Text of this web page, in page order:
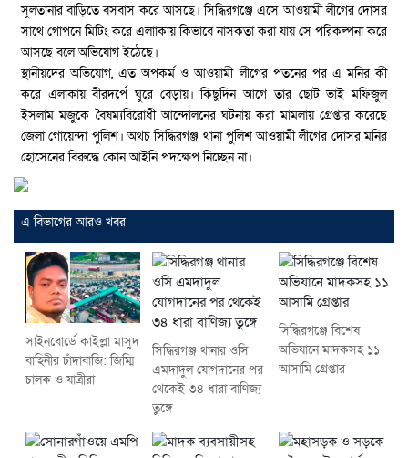
সুলতানার বাড়িতে বসবাস করে আসছে। সিদ্ধিরগঞ্জে এসে আওয়ামী লীগের দোসর
সাথে গোপনে মিটিং করে এলাাকায় কিভাবে নাসকতা করা যায় সে পরিকল্পনা করে
আসছে বলে অভিযোগ ইঠেছে।
স্থানীয়দের অভিযোগ, এত অপকর্ম ও আওয়ামী লীগের পতনের পর এ মনির কী
করে এলাকায় বীরদর্পে ঘুরে বেড়ায়। কিছুদিন আগে তার ছোট ভাই মফিজুল
ইসলাম মজুকে বৈষম্যবিরোধী আন্দোলনের ঘটনায় করা মামলায় গ্রেপ্তার করেছে
জেলা গোয়েন্দা পুলিশ। অথচ সিদ্ধিরগঞ্জ থানা পুলিশ আওয়ামী লীগের দোসর মনির
হোসেনের বিরুদ্ধে কোন আইনি পদক্ষেপ নিচ্ছেন না।
এ বিভাগের আরও খবর
সাইনবোর্ডে কাইল্লা মাসুদ
বাহিনীর চাঁদাবাজি: জিম্মি
চালক ও যাত্রীরা
সিদ্ধিরগঞ্জ থানার ওসি
এমদাদুল যোগদানের পর
থেকেই ৩৪ ধারা বাণিজ্য
তুঙ্গে
সিদ্ধিরগঞ্জে বিশেষ
অভিযানে মাদকসহ ১১
আসামি গ্রেপ্তার